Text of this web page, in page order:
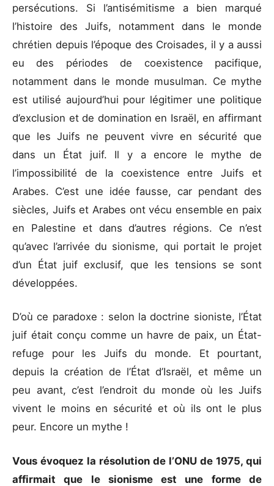
persécutions. Si l’antisémitisme a bien marqué
l’histoire des Juifs, notamment dans le monde
chrétien depuis l’époque des Croisades, il y a aussi
eu des périodes de coexistence pacifique,
notamment dans le monde musulman. Ce mythe
est utilisé aujourd’hui pour légitimer une politique
d’exclusion et de domination en Israël, en affirmant
que les Juifs ne peuvent vivre en sécurité que
dans un État juif. Il y a encore le mythe de
l’impossibilité de la coexistence entre Juifs et
Arabes. C’est une idée fausse, car pendant des
siècles, Juifs et Arabes ont vécu ensemble en paix
en Palestine et dans d’autres régions. Ce n’est
qu’avec l’arrivée du sionisme, qui portait le projet
d’un État juif exclusif, que les tensions se sont
développées.
D’où ce paradoxe : selon la doctrine sioniste, l’État
juif était conçu comme un havre de paix, un État-
refuge pour les Juifs du monde. Et pourtant,
depuis la création de l’État d’Israël, et même un
peu avant, c’est l’endroit du monde où les Juifs
vivent le moins en sécurité et où ils ont le plus
peur. Encore un mythe !
Vous évoquez la résolution de l’ONU de 1975, qui
affirmait que le sionisme est une forme de